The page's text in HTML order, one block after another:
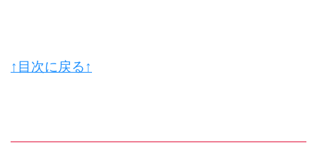
↑目次に戻る↑